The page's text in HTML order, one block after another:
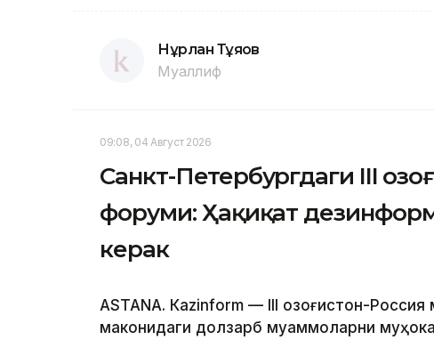
Нұрлан Тұяқов
Муаллиф
09:08, 04 Август 2026
Санкт-Петербургдаги III
форуми: Ҳақиқат
керак
ASTANА. Кazinform — III Қозоғистон-
маконидаги долзарб муаммоларни